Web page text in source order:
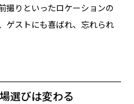
撮りといったロケーションの
ゲストにも喜ばれ、忘れられ
選びは変わる